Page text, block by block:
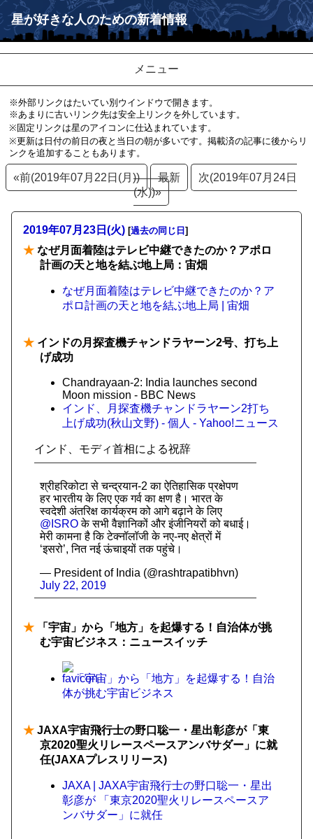
星が好きな人のための新着情報
メニュー
※外部リンクはたいてい別ウインドウで開きます。
※あまりに古いリンク先は安全上リンクを外しています。
※固定リンクは星のアイコンに仕込まれています。
※更新は日付の前日の夜と当日の朝が多いです。掲載済の記事に後からリ
ンクを追加することもあります。
«前(2019年07月22日(月)) 最新
次(2019年07月24日
(水))»
2019年07月23日(火) [過去の同じ日 ]
★ なぜ月面着陸はテレビ中継できたのか？アポロ
計画の天と地を結ぶ地上局：宙畑
なぜ月面着陸はテレビ中継できたのか？ア
ポロ計画の天と地を結ぶ地上局 | 宙畑
★ インドの月探査機チャンドラヤーン2号、打ち上
げ成功
Chandrayaan-2: India launches second
Moon mission - BBC News
インド、月探査機チャンドラヤーン2打ち
上げ成功(秋山文野) - 個人 - Yahoo!ニュース
インド、モディ首相による祝辞
श्रीहरिकोटा से चन्द्रयान-2 का ऐतिहासिक प्रक्षेपण
हर भारतीय के लिए एक गर्व का क्षण है। भारत के
स्वदेशी अंतरिक्ष कार्यक्रम को आगे बढ़ाने के लिए
@ISROके सभी वैज्ञानिकों और इंजीनियरों को बधाई।
मेरी कामना है कि टेक्नॉलॉजी के नए-नए क्षेत्रों में
‘इसरो’, नित नई ऊंचाइयों तक पहुंचे।
— President of India (@rashtrapatibhvn)
July 22, 2019
★ 「宇宙」から「地方」を起爆する！自治体が挑
む宇宙ビジネス：ニュースイッチ
「宇宙」から「地方」を起爆する！自治
体が挑む宇宙ビジネス
★ JAXA宇宙飛行士の野口聡一・星出彰彦が「東
京2020聖火リレースペースアンバサダー」に就
任(JAXAプレスリリース)
JAXA | JAXA宇宙飛行士の野口聡一・星出
彰彦が 「東京2020聖火リレースペースア
ンバサダー」に就任